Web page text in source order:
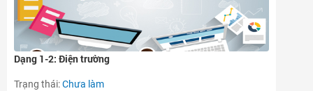
Dạng 1-2: Điện trường
Trạng thái:Chưa làm